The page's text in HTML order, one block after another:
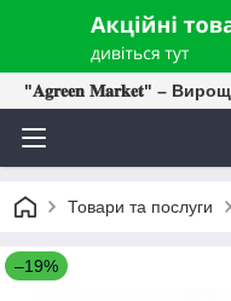
"𝐀𝐠𝐫𝐞𝐞𝐧 𝐌𝐚𝐫𝐤𝐞𝐭" –
Товари та послуги
–19%